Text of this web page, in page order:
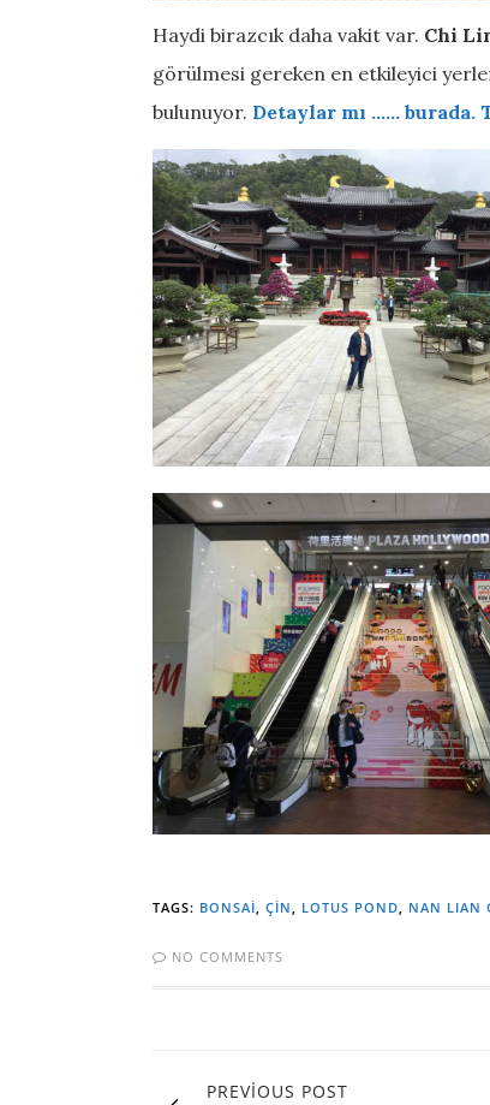
Haydi birazcık daha vakit var. Chi
görülmesi gereken en etkileyici
bulunuyor. Detaylar mı …… burada.
TAGS: BONSAI ÇİN LOTUS POND NAN LIAN
NO COMMENTS
PREVIOUS POST